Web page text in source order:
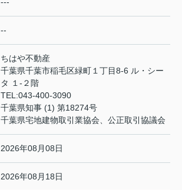
--
ちはや不動産
千葉県千葉市稲毛区緑町１丁目8-6 ル・シー
タ １-２階
TEL:043-400-3090
千葉県知事 (1) 第18274号
千葉県宅地建物取引業協会、公正取引協議会
2026年08月08日
2026年08月18日